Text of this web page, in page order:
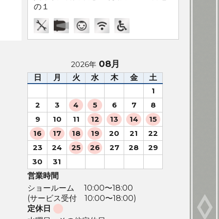
の１
2026年 08月
日 月 火 水 木 金 土
1
2
3 4 5 6 7
8
9
10 11 12 13 14
15
16
17 18 19 20 21
22
23
24 25 26 27 28
29
30
31
営業時間
ショールーム 10:00〜18:00
(サービス受付 10:00〜18:00)
定休日